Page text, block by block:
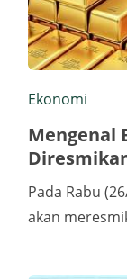
Ekonomi
Mengenal
Pada Rabu
akan